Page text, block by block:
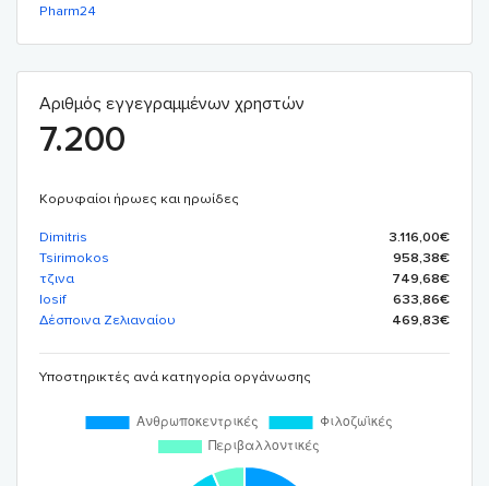
Pharm24
Αριθμός εγγεγραμμένων χρηστών
7.200
Κορυφαίοι ήρωες και ηρωίδες
Dimitris
Tsirimokos
τζινα
Iosif
Δέσποινα Ζελιαναίου
3.116,00€
958,38€
749,68€
633,86€
469,83€
Yποστηρικτές ανά κατηγορία οργάνωσης